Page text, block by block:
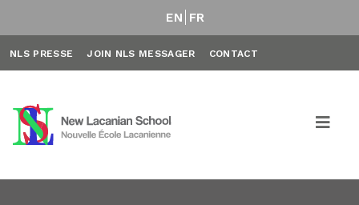
EN FR
NLS PRESSE JOIN NLS MESSAGER CONTACT